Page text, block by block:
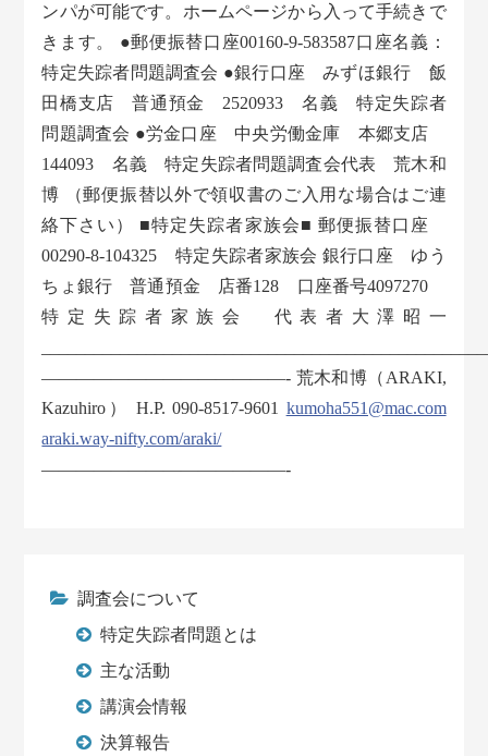
ンパが可能です。ホームページから入って手続きで
きます。 ●郵便振替口座00160-9-583587口座名義：
特定失踪者問題調査会 ●銀行口座 みずほ銀行 飯
田橋支店 普通預金 2520933 名義 特定失踪者
問題調査会 ●労金口座 中央労働金庫 本郷支店
144093 名義 特定失踪者問題調査会代表 荒木和
博 （郵便振替以外で領収書のご入用な場合はご連
絡下さい） ■特定失踪者家族会■ 郵便振替口座
00290-8-104325 特定失踪者家族会 銀行口座 ゆう
ちょ銀行 普通預金 店番128 口座番号4097270
特定失踪者家族会 代表者大澤昭一
——————————————- 荒木和博（ARAKI,
Kazuhiro） H.P. 090-8517-9601 kumoha551@mac.com
araki.way-nifty.com/araki/
——————————————-
調査会について
特定失踪者問題とは
主な活動
講演会情報
決算報告